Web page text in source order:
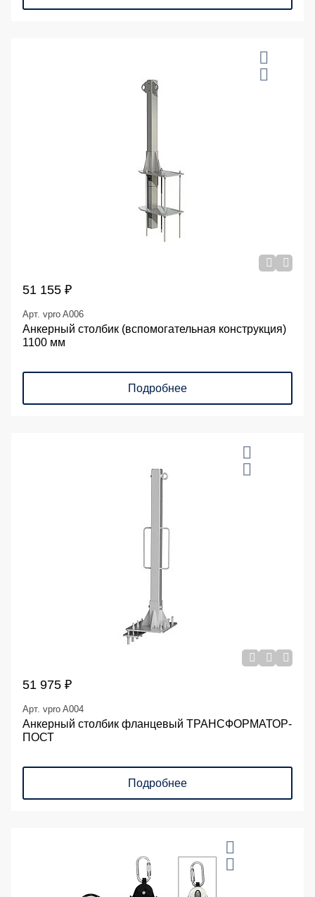
51 155 ₽
Арт. vpro A006
Анкерный столбик (вспомогательная конструкция)
1100 мм
Подробнее
51 975 ₽
Арт. vpro A004
Анкерный столбик фланцевый ТРАНСФОРМАТОР-
ПОСТ
Подробнее